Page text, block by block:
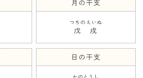
月の干支
戊戌
つちのえいぬ
日の干支
かのとうし